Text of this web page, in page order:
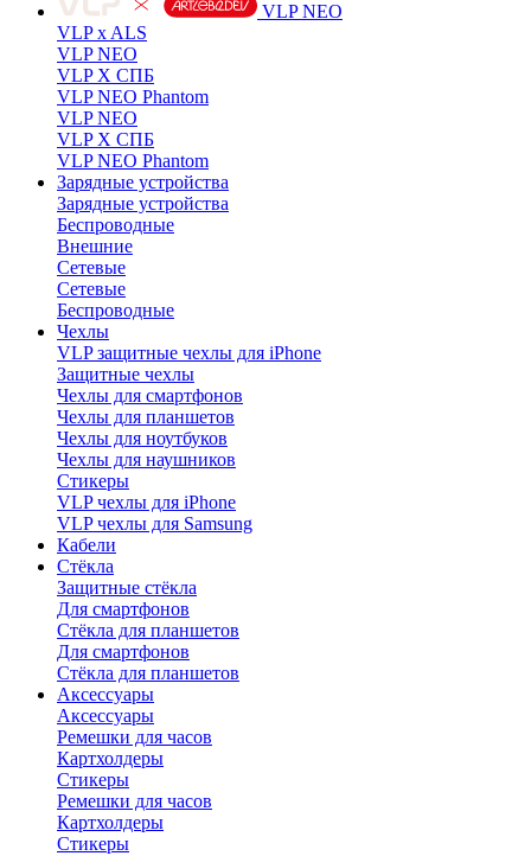
VLP NEO
VLP x ALS
VLP NEO
VLP X СПБ
VLP NEO Phantom
VLP NEO
VLP X СПБ
VLP NEO Phantom
Зарядные устройства
Зарядные устройства
Беспроводные
Внешние
Сетевые
Сетевые
Беспроводные
Чехлы
VLP защитные чехлы для iPhone
Защитные чехлы
Чехлы для смартфонов
Чехлы для планшетов
Чехлы для ноутбуков
Чехлы для наушников
Стикеры
VLP чехлы для iPhone
VLP чехлы для Samsung
Кабели
Стёкла
Защитные стёкла
Для смартфонов
Стёкла для планшетов
Для смартфонов
Стёкла для планшетов
Аксессуары
Аксессуары
Ремешки для часов
Картхолдеры
Стикеры
Ремешки для часов
Картхолдеры
Стикеры